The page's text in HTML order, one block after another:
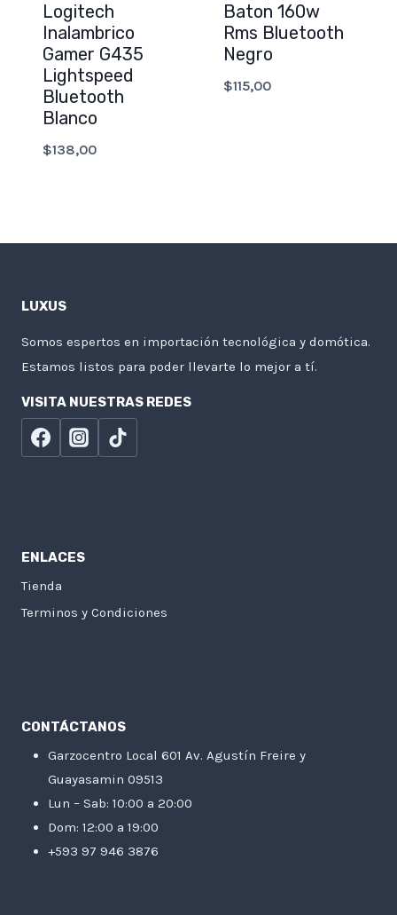
Logitech
Inalambrico
Gamer G435
Lightspeed
Bluetooth
Blanco
$138,00
Baton 160w
Rms Bluetooth
Negro
$115,00
LUXUS
Somos espertos en importación tecnológica y domótica.
Estamos listos para poder llevarte lo mejor a tí.
VISITA NUESTRAS REDES
ENLACES
Tienda
Terminos y Condiciones
CONTÁCTANOS
Garzocentro Local 601 Av. Agustín Freire y
Guayasamin 09513
Lun – Sab: 10:00 a 20:00
Dom: 12:00 a 19:00
+593 97 946 3876